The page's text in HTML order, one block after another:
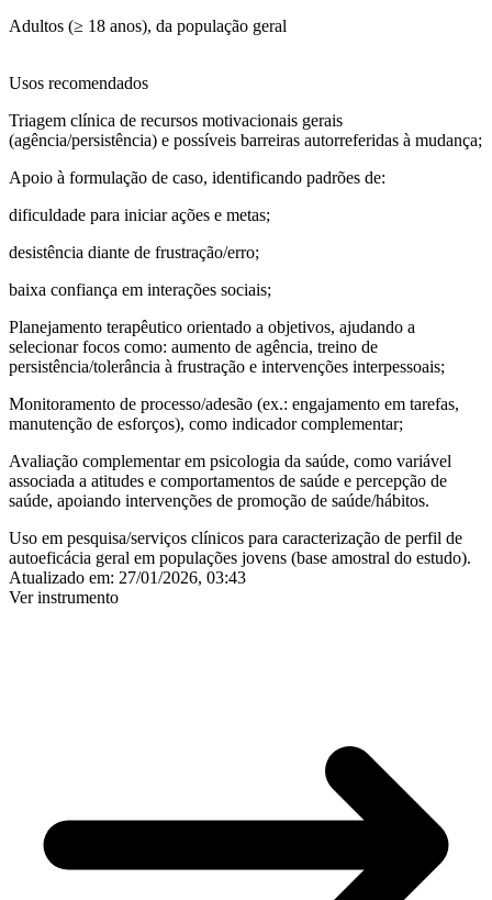
Adultos (≥ 18 anos), da população geral
Usos recomendados
Triagem clínica de recursos motivacionais gerais
(agência/persistência) e possíveis barreiras autorreferidas à mudança;
Apoio à formulação de caso, identificando padrões de:
dificuldade para iniciar ações e metas;
desistência diante de frustração/erro;
baixa confiança em interações sociais;
Planejamento terapêutico orientado a objetivos, ajudando a
selecionar focos como: aumento de agência, treino de
persistência/tolerância à frustração e intervenções interpessoais;
Monitoramento de processo/adesão (ex.: engajamento em tarefas,
manutenção de esforços), como indicador complementar;
Avaliação complementar em psicologia da saúde, como variável
associada a atitudes e comportamentos de saúde e percepção de
saúde, apoiando intervenções de promoção de saúde/hábitos.
Uso em pesquisa/serviços clínicos para caracterização de perfil de
autoeficácia geral em populações jovens (base amostral do estudo).
Atualizado em: 27/01/2026, 03:43
Ver instrumento